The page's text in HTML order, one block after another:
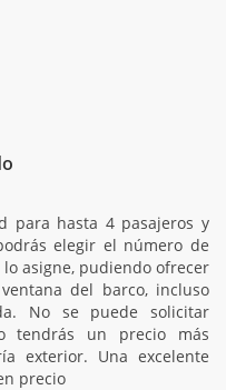
para hasta 4 pasajeros y
elegir el número de
asigne, pudiendo ofrecer
del barco, incluso
No se puede solicitar
tendrás un precio más
exterior. Una excelente
precio